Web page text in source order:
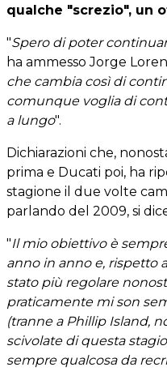
qualche "screzio", un
"Spero di poter
ha ammesso Jorge
che cambia così di
comunque voglia di
a lungo".
Dichiarazioni che,
prima e Ducati poi, ha
stagione il due volte
parlando del 2009, si
"Il mio obiettivo è
anno in anno e, rispetto
stato più regolare
praticamente mi son
(tranne a Phillip Island,
scivolate di questa
sempre qualcosa da